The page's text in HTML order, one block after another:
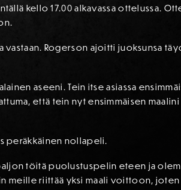
kello 17.00 alkavassa ottelussa.
vastaan. Rogerson ajoitti juoksunsa
aseeni. Tein itse asiassa
että tein nyt ensimmäisen
peräkkäinen nollapeli.
töitä puolustuspelin eteen ja
meille riittää yksi maali voittoon,